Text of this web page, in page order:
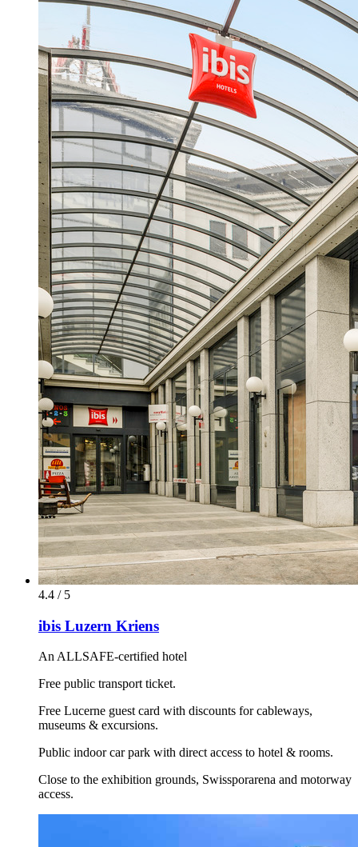
4.4 / 5
ibis Luzern Kriens
An ALLSAFE-certified hotel
Free public transport ticket.
Free Lucerne guest card with discounts for cableways,
museums & excursions.
Public indoor car park with direct access to hotel & rooms.
Close to the exhibition grounds, Swissporarena and motorway
access.